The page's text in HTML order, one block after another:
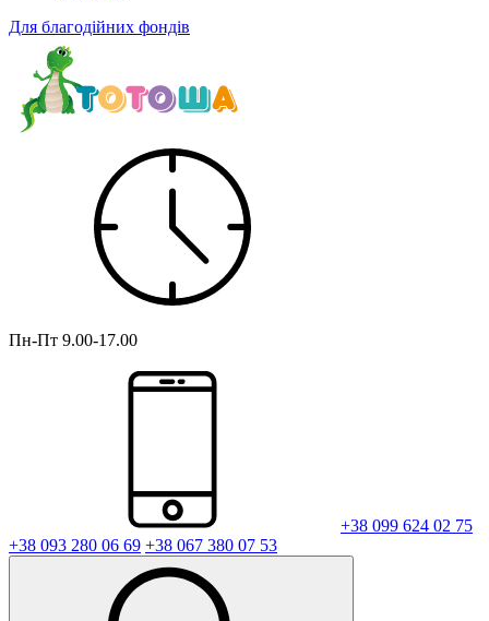
Для благодійних фондів
Пн-Пт 9.00-17.00
+38 099 624 02 75
+38 093 280 06 69 +38 067 380 07 53